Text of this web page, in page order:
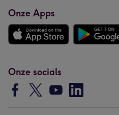
Onze Apps
Onze socials